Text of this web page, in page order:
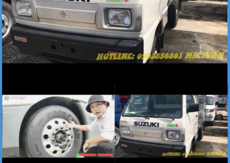
Xe tải Foton 990kg
Xe tải Foton 990kg